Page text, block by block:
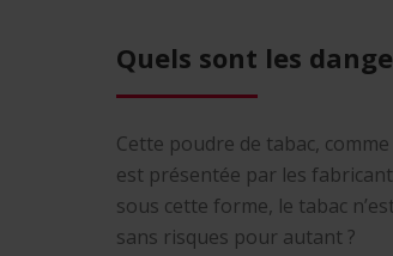
Quels sont les
Cette poudre de tabac,
est présentée par les
sous cette forme, le tabac
sans risques pour autant ?